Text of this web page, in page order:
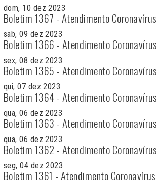
dom, 10 dez 2023
Boletim 1367 - Atendimento Coronavírus
sab, 09 dez 2023
Boletim 1366 - Atendimento Coronavírus
sex, 08 dez 2023
Boletim 1365 - Atendimento Coronavírus
qui, 07 dez 2023
Boletim 1364 - Atendimento Coronavírus
qua, 06 dez 2023
Boletim 1363 - Atendimento Coronavírus
qua, 06 dez 2023
Boletim 1362 - Atendimento Coronavírus
seg, 04 dez 2023
Boletim 1361 - Atendimento Coronavírus